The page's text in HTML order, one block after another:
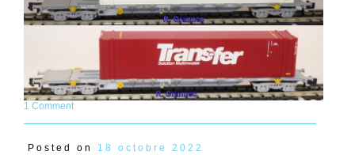
1 Comment
Posted on 18 octobre 2022